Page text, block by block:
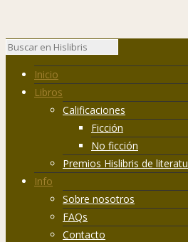
Inicio
Libros
Calificaciones
Ficción
No ficción
Premios Hislibris de
Info
Sobre nosotros
FAQs
Contacto